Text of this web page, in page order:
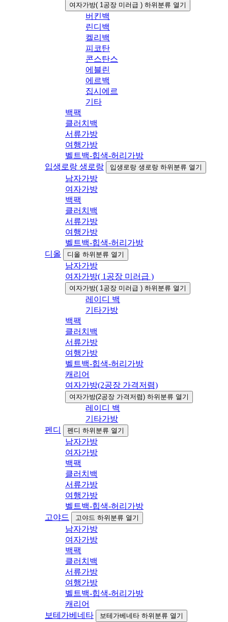
여자가방( 1공장 미러급 ) 하위분류 열기
버킨백
린디백
켈리백
피코탄
콘스탄스
에블린
에르백
집시에르
기타
백팩
클러치백
서류가방
여행가방
벨트백-힙색-허리가방
입생로랑 생로랑
입생로랑 생로랑 하위분류 열기
남자가방
여자가방
백팩
클러치백
서류가방
여행가방
벨트백-힙색-허리가방
디올
디올 하위분류 열기
남자가방
여자가방( 1공장 미러급 )
여자가방( 1공장 미러급 ) 하위분류 열기
레이디 백
기타가방
백팩
클러치백
서류가방
여행가방
벨트백-힙색-허리가방
캐리어
여자가방(2공장 가격저렴)
여자가방(2공장 가격저렴) 하위분류 열기
레이디 백
기타가방
펜디
펜디 하위분류 열기
남자가방
여자가방
백팩
클러치백
서류가방
여행가방
벨트백-힙색-허리가방
고야드
고야드 하위분류 열기
남자가방
여자가방
백팩
클러치백
서류가방
여행가방
벨트백-힙색-허리가방
캐리어
보테가베네타
보테가베네타 하위분류 열기